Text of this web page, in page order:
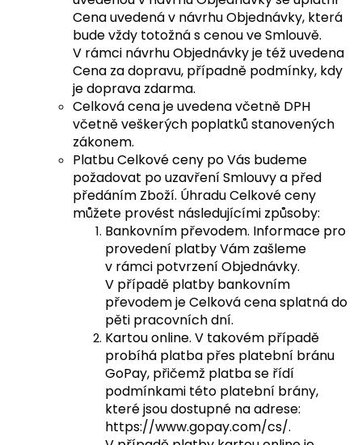
Cena uvedená v návrhu Objednávky, která
bude vždy totožná s cenou ve Smlouvě.
V rámci návrhu Objednávky je též uvedena
Cena za dopravu, případně podmínky, kdy
je doprava zdarma.
Celková cena je uvedena včetně DPH
včetně veškerých poplatků stanovených
zákonem.
Platbu Celkové ceny po Vás budeme
požadovat po uzavření Smlouvy a před
předáním Zboží. Úhradu Celkové ceny
můžete provést následujícími způsoby:
Bankovním převodem. Informace pro
provedení platby Vám zašleme
v rámci potvrzení Objednávky.
V případě platby bankovním
převodem je Celková cena splatná do
pěti pracovních dní.
Kartou online. V takovém případě
probíhá platba přes platební bránu
GoPay, přičemž platba se řídí
podmínkami této platební brány,
které jsou dostupné na adrese:
https://www.gopay.com/cs/.